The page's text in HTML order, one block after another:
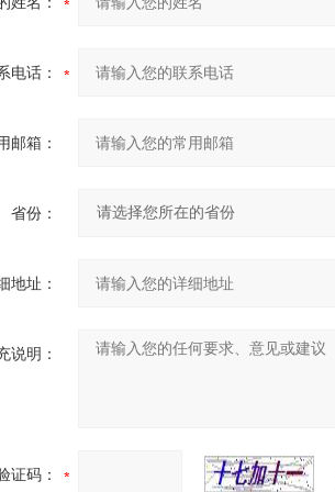
电话：
邮箱：
省份：
地址：
说明：
证码：